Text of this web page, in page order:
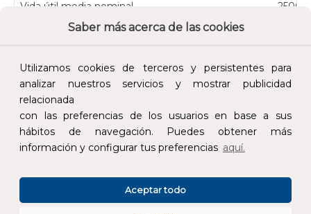
Saber más acerca de las cookies
Utilizamos cookies de terceros y persistentes para
analizar nuestros servicios y mostrar publicidad
relacionada
con las preferencias de los usuarios en base a sus
hábitos de navegación. Puedes obtener más
información y configurar tus preferencias aquí.
Aceptar todo
Vida útil media nominal
Posibilidad de operación remota
Con control remoto NO
Con interruptor crepuscular
Seguridad fotobiológica según EN 62471 RG1
Compatible con Google Assistant